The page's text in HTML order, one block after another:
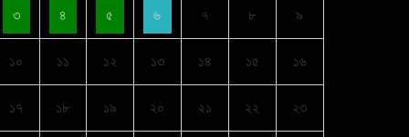
৩ ৪ ৫ ৬ ৭ ৮ ৯
১০ ১১ ১২ ১৩ ১৪ ১৫ ১৬
১৭ ১৮ ১৯ ২০ ২১ ২২ ২৩